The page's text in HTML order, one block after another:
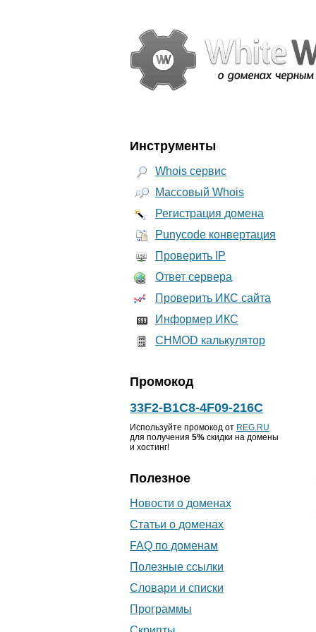
Инструменты
Whois сервис
Массовый Whois
Регистрация домена
Punycode конвертация
Проверить IP
Ответ сервера
Проверить ИКС сайта
Информер ИКС
CHMOD калькулятор
Промокод
33F2-B1C8-4F09-216C
Используйте промокод от REG.RU
для получения 5% скидки на домены
и хостинг!
Полезное
Новости о доменах
Статьи о доменах
FAQ по доменам
Полезные ссылки
Словари и списки
Программы